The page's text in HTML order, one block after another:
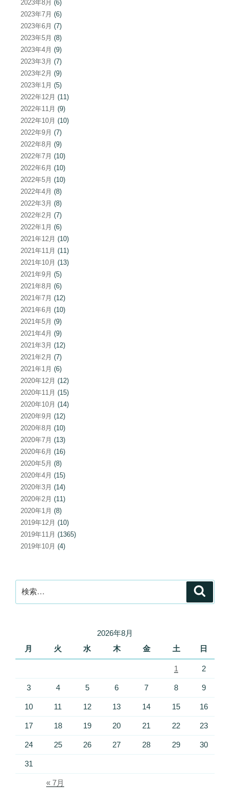
2023年8月 (6)
2023年7月 (6)
2023年6月 (7)
2023年5月 (8)
2023年4月 (9)
2023年3月 (7)
2023年2月 (9)
2023年1月 (5)
2022年12月 (11)
2022年11月 (9)
2022年10月 (10)
2022年9月 (7)
2022年8月 (9)
2022年7月 (10)
2022年6月 (10)
2022年5月 (10)
2022年4月 (8)
2022年3月 (8)
2022年2月 (7)
2022年1月 (6)
2021年12月 (10)
2021年11月 (11)
2021年10月 (13)
2021年9月 (5)
2021年8月 (6)
2021年7月 (12)
2021年6月 (10)
2021年5月 (9)
2021年4月 (9)
2021年3月 (12)
2021年2月 (7)
2021年1月 (6)
2020年12月 (12)
2020年11月 (15)
2020年10月 (14)
2020年9月 (12)
2020年8月 (10)
2020年7月 (13)
2020年6月 (16)
2020年5月 (8)
2020年4月 (15)
2020年3月 (14)
2020年2月 (11)
2020年1月 (8)
2019年12月 (10)
2019年11月 (1365)
2019年10月 (4)
索:
2026年8月
月
火 水 木 金 土 日
1 2
3 4 5 6 7 8 9
10 11 12 13 14 15 16
17 18 19 20 21 22 23
24 25 26 27 28 29 30
31
« 7月